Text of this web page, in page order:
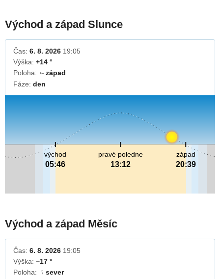
Východ a západ Slunce
Čas: 6. 8. 2026 19:05
Výška: +14 °
Poloha:
↓západ
Fáze: den
pravé poledne
13:12
východ
05:46
západ
20:39
Východ a západ Měsíc
Čas: 6. 8. 2026 19:05
Výška: −17 °
Poloha:
↓ sever